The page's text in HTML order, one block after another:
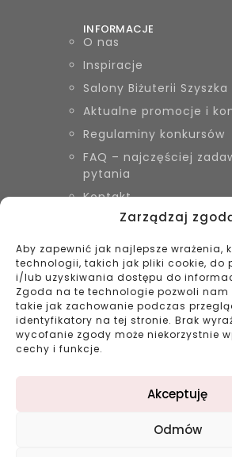
Zarządzaj
Aby zapewnić jak najlepsze wrażenia,
technologii, takich jak pliki cookie, do
i/lub uzyskiwania dostępu do
Zgoda na te technologie pozwoli nam
takie jak zachowanie podczas
identyfikatory na tej stronie. Brak
wycofanie zgody może niekorzystnie
cechy i funkcje.
Akceptuję
Odmów
INFORMACJE
O nas
Inspiracje
Salony Biżuterii Szyszka
Aktualne promocje i
Regulaminy konkursów
FAQ – najczęściej
pytania
Kontakt
KONTAKT
Biżuteria Szyszka
Zduńska Wola, Łask
799 038 980
43 695 80 11